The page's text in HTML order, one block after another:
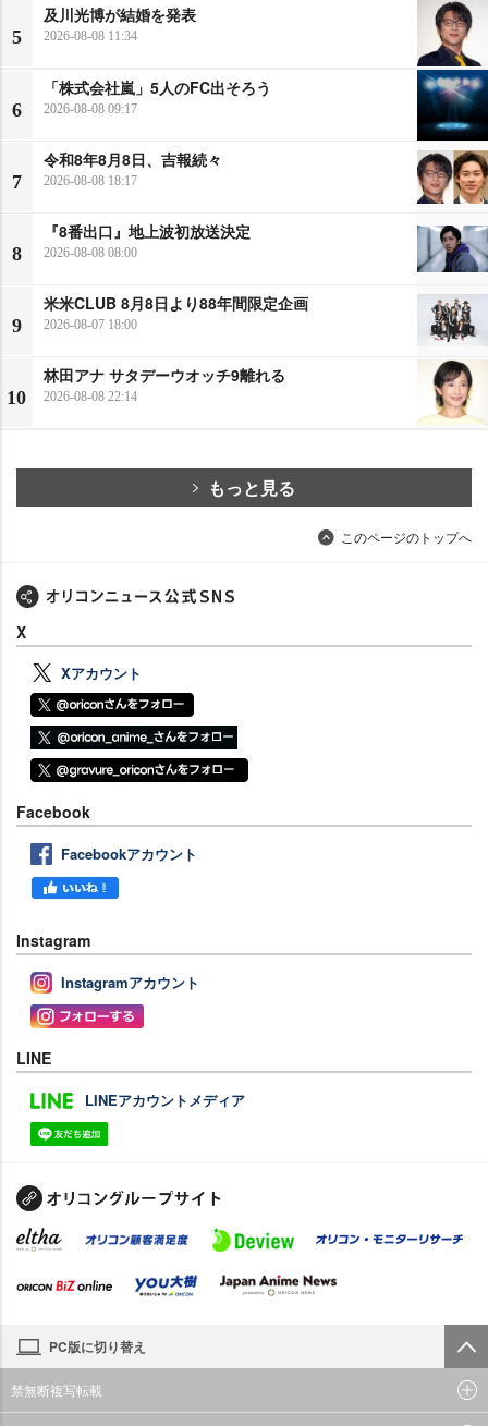
5
及川光博が結婚を発表
2026-08-08 11:34
6
「株式会社嵐」5人のFC出そろう
2026-08-08 09:17
7
令和8年8月8日、吉報続々
2026-08-08 18:17
8
『8番出口』地上波初放送決定
2026-08-08 08:00
9
米米CLUB 8月8日より88年間限定企画
2026-08-07 18:00
10
林田アナ サタデーウオッチ9離れる
2026-08-08 22:14
もっと見る
このページのトップへ
X
Xアカウント
Facebook
Facebookアカウント
Instagram
Instagramアカウント
LINE
LINEアカウントメディア
PC版に切り替え
禁無断複写転載